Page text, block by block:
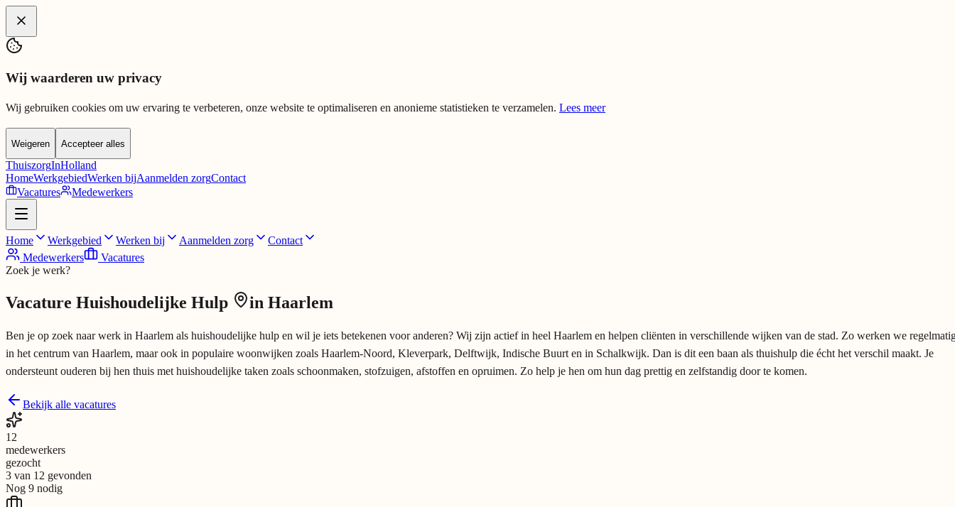
Spring naar hoofdinhoud
Wij waarderen uw privacy
Wij gebruiken cookies om uw ervaring te verbeteren, onze website te optimaliseren en anonieme statistieken te verzamelen. Lees meer
Weigeren Accepteer alles
ThuiszorgInHolland
HomeWerkgebiedWerken bijAanmelden zorgContact
Vacatures
Medewerkers
Home Werkgebied Werken bij Aanmelden zorg
Contact
Medewerkers
Vacatures
Zoek je werk?
Vacature Huishoudelijke Hulp in Haarlem
Ben je op zoek naar werk in Haarlem als huishoudelijke hulp en wil je iets betekenen voor anderen? Wij zijn actief in heel Haarlem en helpen cliënten in verschillende wijken van de stad. Zo werken we
in het centrum van Haarlem, maar ook in populaire woonwijken zoals Haarlem-Noord, Kleverpark, Delftwijk, Indische Buurt en in Schalkwijk. Dan is dit een baan als thuishulp die écht het verschil maakt. Je
ondersteunt ouderen bij hen thuis met huishoudelijke taken zoals schoonmaken, stofzuigen, afstoffen en opruimen. Zo help je hen om hun dag prettig en zelfstandig door te komen.
Bekijk alle vacatures
12
medewerkers
gezocht
3 van 12 gevonden
Nog 9 nodig